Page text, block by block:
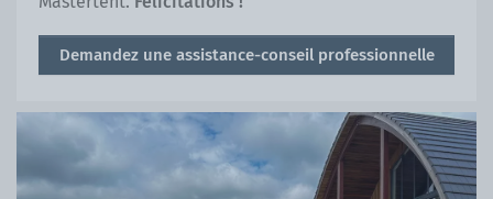
Demandez une assistance-conseil professionnelle